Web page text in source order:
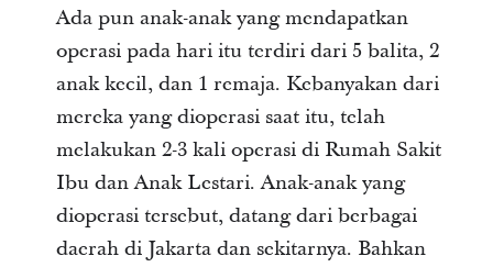
Ada pun anak-anak yang mendapatkan
operasi pada hari itu terdiri dari 5 balita, 2
anak kecil, dan 1 remaja. Kebanyakan dari
mereka yang dioperasi saat itu, telah
melakukan 2-3 kali operasi di Rumah Sakit
Ibu dan Anak Lestari. Anak-anak yang
dioperasi tersebut, datang dari berbagai
daerah di Jakarta dan sekitarnya. Bahkan